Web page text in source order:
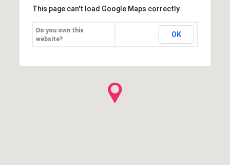
This page can't load Google Maps correctly.
Do you own this
website?
OK